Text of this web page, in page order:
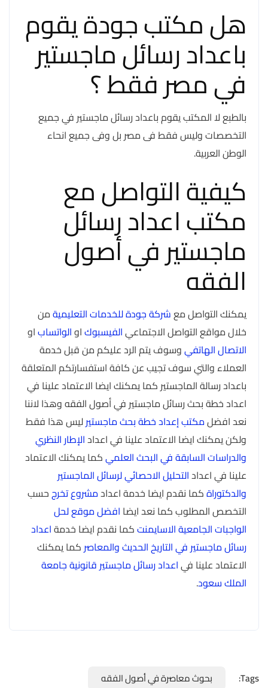
هل مكتب جودة يقوم
باعداد رسائل ماجستير
في مصر فقط ؟
بالطبع لا المكتب يقوم باعداد رسائل ماجستير في جميع
التخصصات وليس فقط فى مصر بل وفى جميع انحاء
الوطن العربية.
كيفية التواصل مع
مكتب اعداد رسائل
ماجستير في أصول
الفقه
يمكنك التواصل معشركة جودة للخدمات التعليميةمن
خلال مواقع التواصل الاجتماعيالفيسبوكاوالواتساباو
الاتصال الهاتفيوسوف يتم الرد عليكم من قبل خدمة
العملاء والتي سوف تجيب عن كافة استفسارتكم المتعلقة
باعداد رسالة الماجستير كما يمكنك ايضا الاعتماد علينا في
اعداد خطة بحث رسائل ماجستير في أصول الفقه وهذا لاننا
نعد افضلمكتب إعداد خطة بحث ماجستيرليس هذا فقط
ولكن يمكنك ايضا الاعتماد علينا في اعدادالإطار النظري
والدراسات السابقة في البحث العلميكما يمكنك الاعتماد
علينا في اعدادالتحليل الاحصائي لرسائل الماجستير
والدكتوراةكما نقدم ايضا خدمة اعدادمشروع تخرجحسب
التخصص المطلوب كما نعد ايضا افضل موقع لحل
الواجبات الجامعية الاسايمنتكما نقدم ايضا خدمةاعداد
رسائل ماجستير في التاريخ الحديث والمعاصركما يمكنك
الاعتماد علينا فياعداد رسائل ماجستير قانونية جامعة
الملك سعود.
Tags:
بحوث معاصرة في أصول الفقه